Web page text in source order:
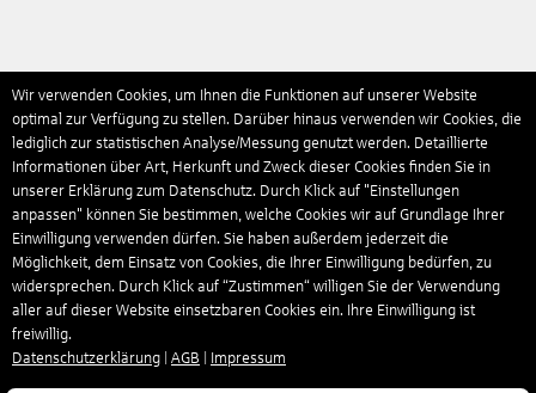
Wir verwenden Cookies, um Ihnen die Funktionen auf unserer Website
optimal zur Verfügung zu stellen. Darüber hinaus verwenden wir Cookies, die
lediglich zur statistischen Analyse/Messung genutzt werden. Detaillierte
Informationen über Art, Herkunft und Zweck dieser Cookies finden Sie in
unserer Erklärung zum Datenschutz. Durch Klick auf "Einstellungen
anpassen" können Sie bestimmen, welche Cookies wir auf Grundlage Ihrer
Einwilligung verwenden dürfen. Sie haben außerdem jederzeit die
Möglichkeit, dem Einsatz von Cookies, die Ihrer Einwilligung bedürfen, zu
widersprechen. Durch Klick auf “Zustimmen“ willigen Sie der Verwendung
aller auf dieser Website einsetzbaren Cookies ein. Ihre Einwilligung ist
freiwillig.
Datenschutzerklärung
AGB Impressum